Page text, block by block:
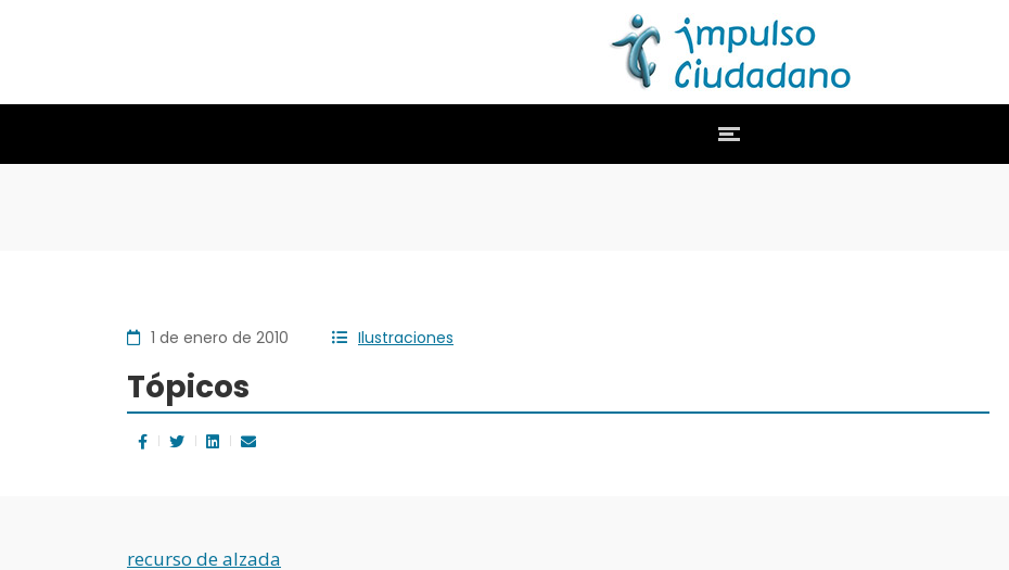
1 de enero de 2010 Ilustraciones
Tópicos
recurso de alzada